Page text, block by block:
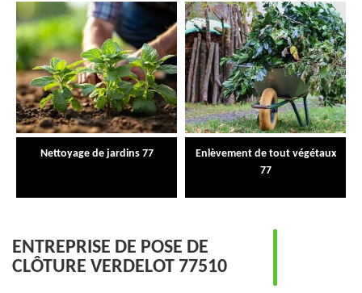
Nettoyage de jardins 77
Enlèvement de tout végétaux
77
ENTREPRISE DE POSE DE
CLÔTURE VERDELOT 77510